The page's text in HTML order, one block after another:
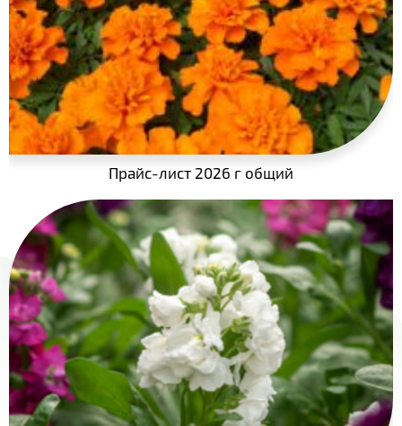
- Matrix Lavender Shades
- Matrix Ocean
- Matrix Rose Wing
- Matrix True Blue
- Matrix White Blotch
- Аптения
- Бакопа
- Бальзамин
- Барвинок
- Бархатцы
- Вербейник
- Вербена
- Газания
- Гвоздика
- Георгина
- Гербера
- Гипоэстес
Прайс-лист 2026 г общий